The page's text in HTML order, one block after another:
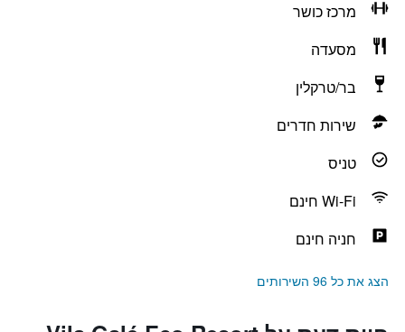
מרכז כושר
מסעדה
בר/טרקלין
שירות חדרים
טניס
Wi-Fi חינם
חניה חינם
הצג את כל 96 השירותים